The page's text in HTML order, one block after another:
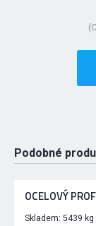
Podobné
OCELOVÝ
Skladem: 5439 kg